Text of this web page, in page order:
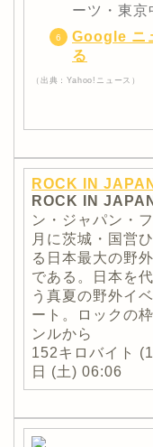
ーツ・東京
Google ニ
る
（出典：Yahoo!ニュース）
ROCK IN JAPAN
ROCK
IN JAPAN
ン・ジャパン・
月に茨城・国営
る日本最大の野
である。日本を
う真夏の野外イ
ート。ロックの
ンルから
152キロバイト
日 (土) 06:06